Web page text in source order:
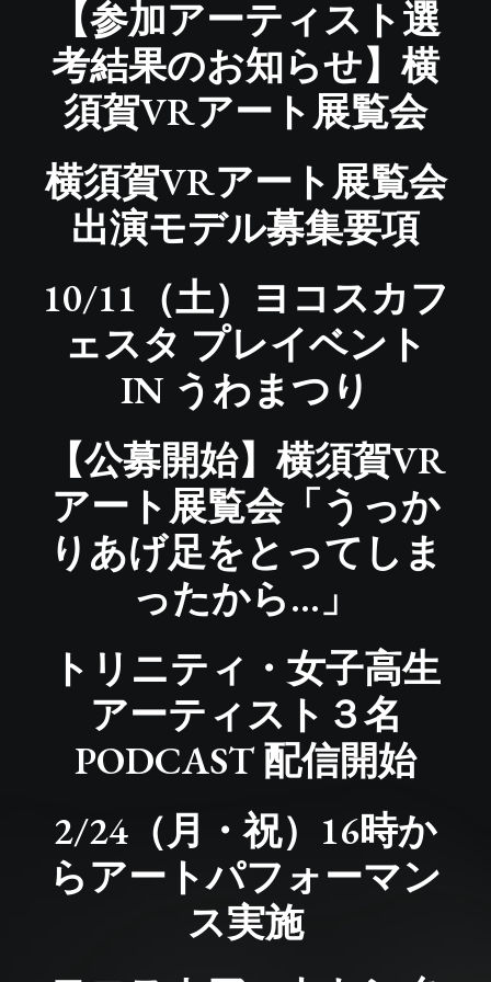
【参加アーティスト選
考結果のお知らせ】横
須賀VRアート展覧会
横須賀VRアート展覧会
出演モデル募集要項
10/11（土）ヨコスカフ
ェスタ プレイベント
IN うわまつり
【公募開始】横須賀VR
アート展覧会「うっか
りあげ足をとってしま
ったから…」
トリニティ・女子高生
アーティスト３名
PODCAST 配信開始
2/24（月・祝）16時か
らアートパフォーマン
ス実施